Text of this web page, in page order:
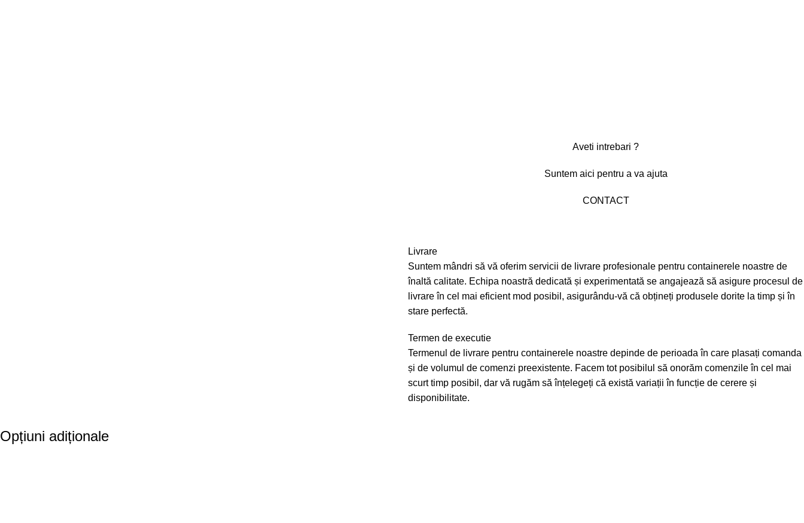
Aveti intrebari ?
Suntem aici pentru a va ajuta
CONTACT
Livrare
Suntem mândri să vă oferim servicii de livrare profesionale pentru containerele noastre de
înaltă calitate. Echipa noastră dedicată și experimentată se angajează să asigure procesul de
livrare în cel mai eficient mod posibil, asigurându-vă că obțineți produsele dorite la timp și în
stare perfectă.
Termen de executie
Termenul de livrare pentru containerele noastre depinde de perioada în care plasați comanda
și de volumul de comenzi preexistente. Facem tot posibilul să onorăm comenzile în cel mai
scurt timp posibil, dar vă rugăm să înțelegeți că există variații în funcție de cerere și
disponibilitate.
Opțiuni adiționale